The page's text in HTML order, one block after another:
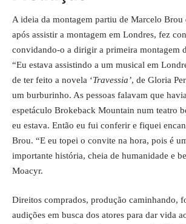
A ideia da montagem partiu de Marcelo Brou
após assistir a montagem em Londres, fez
convidando-o a dirigir a primeira montagem
“Eu estava assistindo a um musical em
de ter feito a novela ‘Travessia’, de Gloria
um burburinho. As pessoas falavam que
espetáculo Brokeback Mountain num teatro
eu estava. Então eu fui conferir e fiquei
Brou. “E eu topei o convite na hora, pois é
importante história, cheia de humanidade e
Moacyr.
Direitos comprados, produção caminhando,
audições em busca dos atores para dar vida